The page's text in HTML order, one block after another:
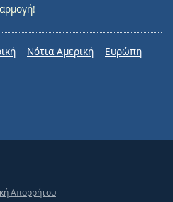
Νότια Αμερική
Ευρώπη
Απορρήτου